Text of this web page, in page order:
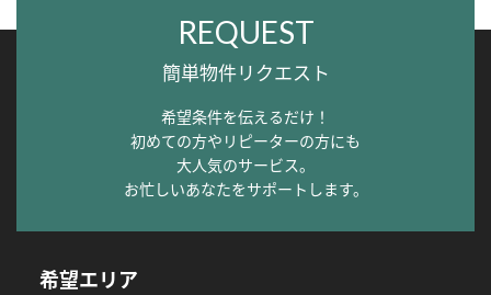
REQUEST
簡単物件リクエスト
希望条件を伝えるだけ！
初めての方やリピーターの方にも
大人気のサービス。
お忙しいあなたをサポートします。
希望エリア